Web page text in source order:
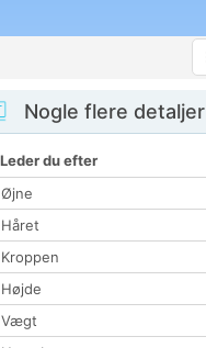
Nogle flere detaljer
Leder du efter
Øjne
Håret
Kroppen
Højde
Vægt